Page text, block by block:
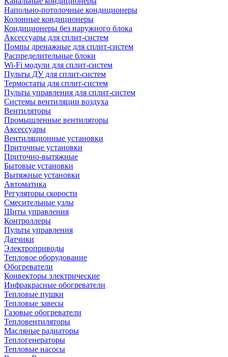
Напольно-потолочные кондиционеры
Колонные кондиционеры
Кондиционеры без наружного блока
Аксессуары для сплит-систем
Помпы дренажные для сплит-систем
Распределительные блоки
Wi-Fi модули для сплит-систем
Пульты ДУ для сплит-систем
Термостаты для сплит-систем
Пульты управления для сплит-систем
Системы вентиляции воздуха
Вентиляторы
Промышленные вентиляторы
Аксессуары
Вентиляционные установки
Приточные установки
Приточно-вытяжные
Бытовые установки
Вытяжные установки
Автоматика
Регуляторы скорости
Смесительные узлы
Щиты управления
Контроллеры
Пульты управления
Датчики
Электроприводы
Тепловое оборудование
Обогреватели
Конвекторы электрические
Инфракрасные обогреватели
Тепловые пушки
Тепловые завесы
Газовые обогреватели
Тепловентиляторы
Масляные радиаторы
Теплогенераторы
Тепловые насосы